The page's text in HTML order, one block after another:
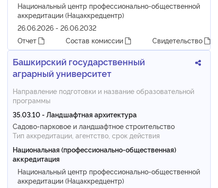
Национальный центр профессионально-общественной
аккредитации (Нацаккредцентр)
26.06.2026 - 26.06.2032
Отчет
Состав комиссии Свидетельство
Башкирский государственный
аграрный университет
Направление подготовки и название образовательной
программы
35.03.10 - Ландшафтная архитектура
Садово-парковое и ландшафтное строительство
Тип аккредитации, агентство, срок действия
Национальная (профессионально-общественная)
аккредитация
Национальный центр профессионально-общественной
аккредитации (Нацаккредцентр)